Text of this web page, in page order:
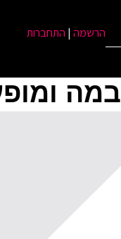
הרשמה | התחברות
במה